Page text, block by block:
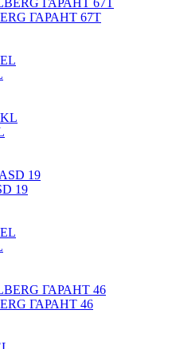
ГАРАНТ 67T
19
ГАРАНТ 46